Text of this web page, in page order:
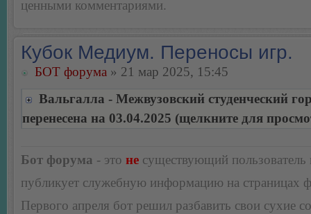
ценными комментариями.
Кубок Медиум. Переносы игр.
БОТ форума » 21 мар 2025, 15:45
Вальгалла - Межвузовский студенческий
перенесена на 03.04.2025 (щелкните для
Бот форума - это не существующий пользователь
публикует служебную информацию на страницах
Первого апреля бот решил разбавить свои сухие